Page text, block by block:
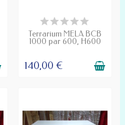
DÉLAI DE FABRICATION
D'UN MOIS
Terrarium MELA BCB
1000 par 600, H600
140,00 €